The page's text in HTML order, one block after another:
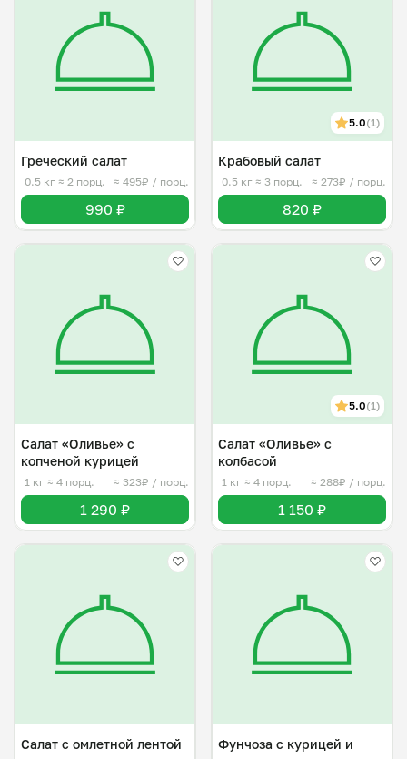
Греческий салат
0.5 кг ≈ 2 порц. ≈ 495₽ / порц.
990 ₽
5.0(1)
Крабовый салат
0.5 кг ≈ 3 порц. ≈ 273₽ / порц.
820 ₽
Салат «Оливье» с
копченой курицей
1 кг ≈ 4 порц. ≈ 323₽ / порц.
1 290 ₽
5.0(1)
Салат «Оливье» с
колбасой
1 кг ≈ 4 порц. ≈ 288₽ / порц.
1 150 ₽
Салат с омлетной лентой
Фунчоза с курицей и